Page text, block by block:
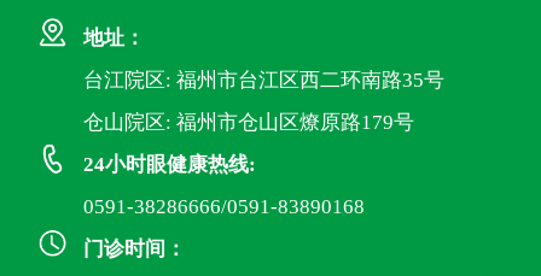
地址：
台江院区: 福州市台江区西二环南路35号
仓山院区: 福州市仓山区燎原路179号
24小时眼健康热线:
0591-38286666/0591-83890168
门诊时间：